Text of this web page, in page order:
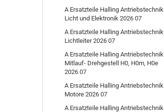
A Ersatzteile Halling Antriebstechnik
Licht und Elektronik 2026 07
A Ersatzteile Halling Antriebstechnik
Lichtleiter 2026 07
A Ersatzteile Halling Antriebstechnik
Mitlauf- Drehgestell H0, H0m, H0e
2026 07
A Ersatzteile Halling Antriebstechnik
Motore 2026 07
A Ersatzteile Halling Antriebstechnik